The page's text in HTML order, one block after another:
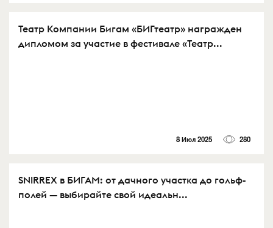
Театр Компании Бигам «БИГтеатр» награжден
дипломом за участие в фестивале «Театр...
8 Июл 2025 280
SNIRREX в БИГАМ: от дачного участка до гольф-
полей — выбирайте свой идеальн...